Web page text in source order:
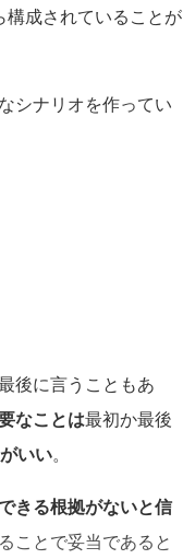
構成されていることが
シナリオを作ってい
後に言うこともあ
なことは最初か最後
いい。
きる根拠がないと信
ことで妥当であると